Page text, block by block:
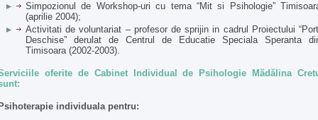
Simpozionul de Workshop-uri cu tema “Mit si Psihologie”
(aprilie 2004);
Activitati de voluntariat – profesor de sprijin in cadrul Proiectului
Deschise” derulat de Centrul de Educatie Speciala Speranta
Timisoara (2002-2003).
oferite de Cabinet Individual de Psihologie Mădălina
Psihoterapie individuala pentru: